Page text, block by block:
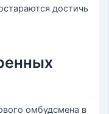
достичь
омбудсмена в